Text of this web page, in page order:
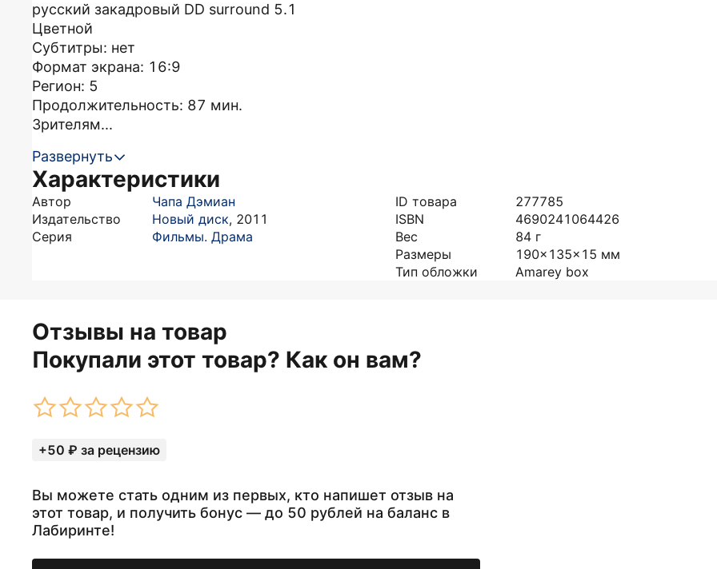
русский закадровый DD surround 5.1
Цветной
Субтитры: нет
Формат экрана: 16:9
Регион: 5
Продолжительность: 87 мин.
Зрителям...
Развернуть
Характеристики
Автор
Чапа Дэмиан
Издательство
Новый диск, 2011
Серия
Фильмы. Драма
ID товара
277785
ISBN
4690241064426
Вес
84 г
Размеры
190x135x15 мм
Тип обложки
Amarey box
Отзывы на товар
Покупали этот товар? Как он вам?
+50 ₽ за рецензию
Вы можете стать одним из первых, кто напишет отзыв на
этот товар, и получить бонус — до 50 рублей на баланс в
Лабиринте!